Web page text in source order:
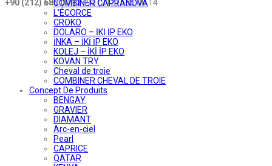
+90 (212) 685 00 13+90 (212) 685 00 14
COMBINER CAPRANOVA
L’ÉCORCE
CROKO
DOLARO – İKİ İP EKO
İNKA – İKİ İP EKO
KOLEJ – İKİ İP EKO
KOVAN TRY
Cheval de troie
COMBINER CHEVAL DE TROIE
Concept De Produits
BENGAY
GRAVIER
DIAMANT
Arc-en-ciel
Pearl
CAPRICE
QATAR